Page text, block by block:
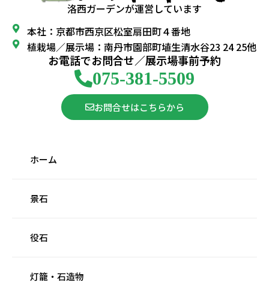
洛西ガーデンが運営しています
本社：京都市西京区松室扇田町４番地
植栽場／展示場：南丹市園部町埴生清水谷23 24 25他
お電話でお問合せ／展示場事前予約
075-381-5509
お問合せはこちらから
ホーム
景石
役石
灯籠・石造物